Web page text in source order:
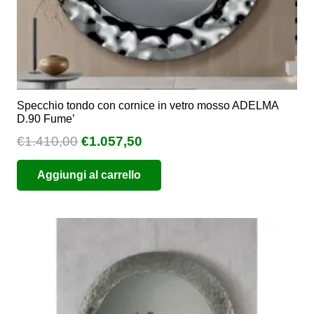
prodotto
Specchio tondo con cornice in vetro mosso ADELMA
D.90 Fume’
€1.410,00 Il
prezzo
originale
era:
€1.057,50
prezzo
è:
Aggiungi al carrello